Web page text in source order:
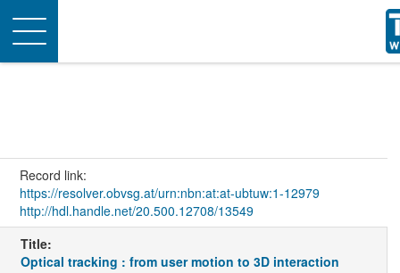
Toggle
navigation
Record link:
https://resolver.obvsg.at/urn:nbn:at:at-ubtuw:1-12979
http://hdl.handle.net/20.500.12708/13549
Title:
Optical tracking : from user motion to 3D interaction